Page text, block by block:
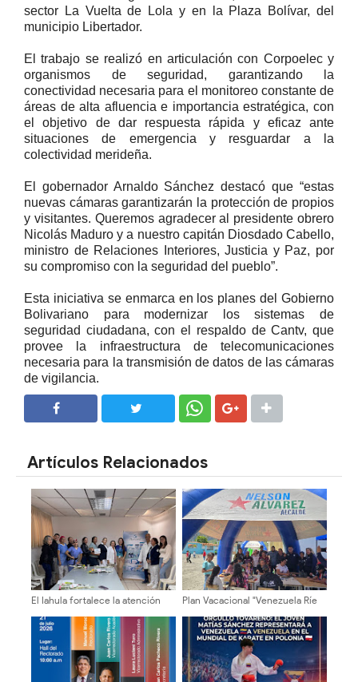
sector La Vuelta de Lola y en la Plaza Bolívar, del
municipio Libertador.
El trabajo se realizó en articulación con Corpoelec y
organismos de seguridad, garantizando la
conectividad necesaria para el monitoreo constante de
áreas de alta afluencia e importancia estratégica, con
el objetivo de dar respuesta rápida y eficaz ante
situaciones de emergencia y resguardar a la
colectividad merideña.
El gobernador Arnaldo Sánchez destacó que “estas
nuevas cámaras garantizarán la protección de propios
y visitantes. Queremos agradecer al presidente obrero
Nicolás Maduro y a nuestro capitán Diosdado Cabello,
ministro de Relaciones Interiores, Justicia y Paz, por
su compromiso con la seguridad del pueblo”.
Esta iniciativa se enmarca en los planes del Gobierno
Bolivariano para modernizar los sistemas de
seguridad ciudadana, con el respaldo de Cantv, que
provee la infraestructura de telecomunicaciones
necesaria para la transmisión de datos de las cámaras
de vigilancia.
Artículos Relacionados
El Iahula fortalece la atención
técnica multidisciplinaria
Plan Vacacional "Venezuela Ríe
cultura a niños del municipio
Libertador